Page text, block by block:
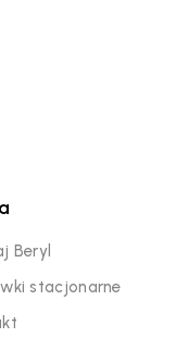
Beryl
stacjonarne